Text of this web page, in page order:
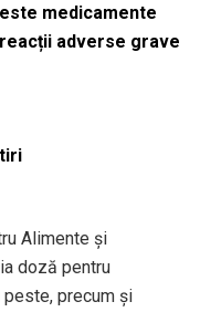
medicamente
adverse grave
Alimente și
doză pentru
precum şi